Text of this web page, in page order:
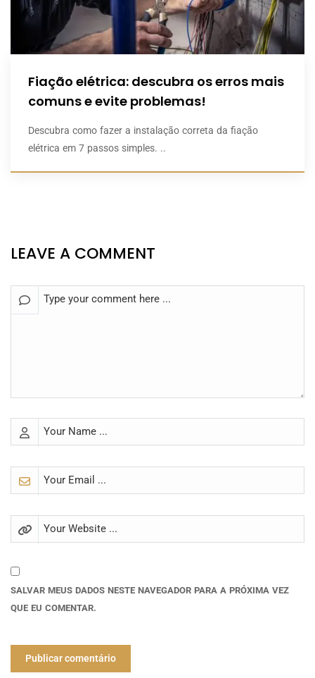
Fiação elétrica: descubra os erros mais
comuns e evite problemas!
Descubra como fazer a instalação correta da fiação
elétrica em 7 passos simples. ..
LEAVE A COMMENT
SALVAR MEUS DADOS NESTE NAVEGADOR PARA A PRÓXIMA VEZ
QUE EU COMENTAR.